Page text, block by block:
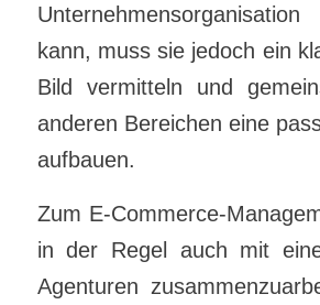
kann, muss sie jedoch ein
Bild vermitteln und
anderen Bereichen eine
aufbauen.
Zum E-Commerce-
in der Regel auch mit
Agenturen